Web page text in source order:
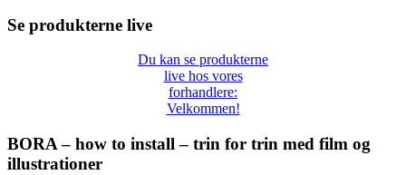
Se produkterne live
Du kan se produkterne
live hos vores
forhandlere:
Velkommen!
BORA – how to install – trin for trin med film og
illustrationer